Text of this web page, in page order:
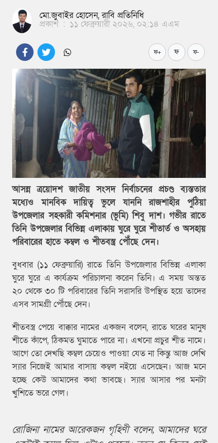
মো.জুবাইর হোসেন, রাবি প্রতিনিধি
প্রকাশ : ১১ ফেব্রুয়ারী ২০২৬, ০২:১৪ এএম
ফ+ ফ ফ-
আসন্ন ত্রয়োদশ জাতীয় সংসদ নির্বাচনের প্রচণ্ড ব্যস্ততার
মধ্যেও মানবিক দায়িত্ব ভুলে যাননি রাজশাহীর পুঠিয়া
উপজেলার সহকারী কমিশনার (ভূমি) শিবু দাশ। গভীর রাতে
তিনি উপজেলার বিভিন্ন এলাকায় ঘুরে ঘুরে শীতার্ত ও অসহায়
পরিবারের হাতে কম্বল ও শীতবস্ত্র পৌঁছে দেন।
বুধবার (১১ ফেব্রুয়ারি) রাতে তিনি উপজেলার বিভিন্ন এলাকা
ঘুরে ঘুরে এ কার্যক্রম পরিচালনা করেন তিনি। এ সময় অন্তত
২০ থেকে ৩০ টি পরিবারের তিনি সরাসরি উপস্থিত হয়ে তাদের
এসব সামগ্রী পৌঁছে দেন।
শীতবস্ত্র পেয়ে বাক্কার নামের একজন বলেন, রাতে ঘরের মানুষ
শীতে কাঁপে, ঠিকমত ঘুমাতে পারে না। এখনো প্রচুর শীত নামে।
আগে তো দেখছি কম্বল চেয়েও পাওয়া যেত না কিন্তু আজ দেখি
স্যার নিজেই আমার বাসায় কম্বল নইয়ে এসেছেন। আজ মনে
হচ্ছে কেউ আমাদের কথা ভাবছে। স্যার আসার পর মনটা
খুশিতে ভরে গেল।
রোজিনা নামের আরেকজন গৃহিণী বলেন, আমাদের ঘরে